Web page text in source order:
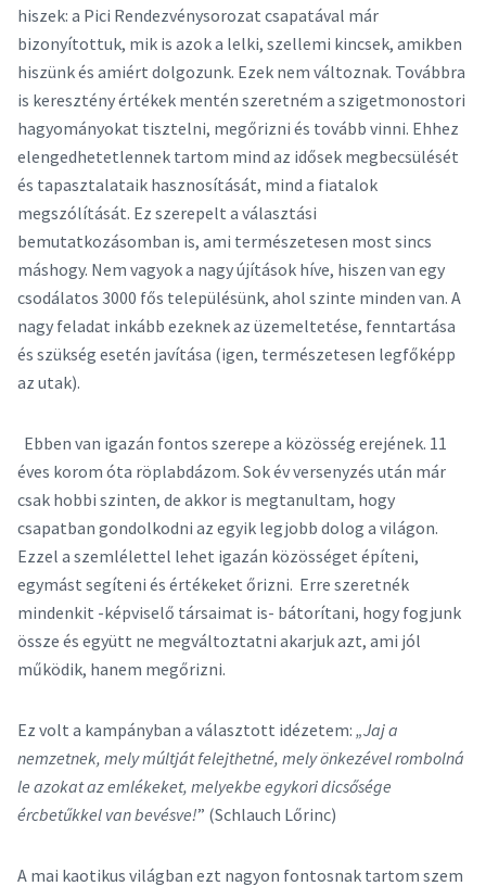
hiszek: a Pici Rendezvénysorozat csapatával már
bizonyítottuk, mik is azok a lelki, szellemi kincsek, amikben
hiszünk és amiért dolgozunk. Ezek nem változnak. Továbbra
is keresztény értékek mentén szeretném a szigetmonostori
hagyományokat tisztelni, megőrizni és tovább vinni. Ehhez
elengedhetetlennek tartom mind az idősek megbecsülését
és tapasztalataik hasznosítását, mind a fiatalok
megszólítását. Ez szerepelt a választási
bemutatkozásomban is, ami természetesen most sincs
máshogy. Nem vagyok a nagy újítások híve, hiszen van egy
csodálatos 3000 fős településünk, ahol szinte minden van. A
nagy feladat inkább ezeknek az üzemeltetése, fenntartása
és szükség esetén javítása (igen, természetesen legfőképp
az utak).
Ebben van igazán fontos szerepe a közösség erejének. 11
éves korom óta röplabdázom. Sok év versenyzés után már
csak hobbi szinten, de akkor is megtanultam, hogy
csapatban gondolkodni az egyik legjobb dolog a világon.
Ezzel a szemlélettel lehet igazán közösséget építeni,
egymást segíteni és értékeket őrizni. Erre szeretnék
mindenkit -képviselő társaimat is- bátorítani, hogy fogjunk
össze és együtt ne megváltoztatni akarjuk azt, ami jól
működik, hanem megőrizni.
Ez volt a kampányban a választott idézetem: „Jaj a
nemzetnek, mely múltját felejthetné, mely önkezével rombolná
le azokat az emlékeket, melyekbe egykori dicsősége
ércbetűkkel van bevésve!” (Schlauch Lőrinc)
A mai kaotikus világban ezt nagyon fontosnak tartom szem